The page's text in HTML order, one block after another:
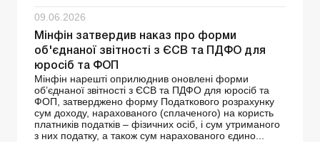
09.06.2026
Мінфін затвердив наказ про форми
об'єднаної звітності з ЄСВ та ПДФО для
юросіб та ФОП
Мінфін нарешті оприлюднив оновлені форми
об’єднаної звітності з ЄСВ та ПДФО для юросіб та
ФОП, затверджено форму Податкового розрахунку
сум доходу, нарахованого (сплаченого) на користь
платників податків – фізичних осіб, і сум утриманого
з них податку, а також сум нарахованого єдино...